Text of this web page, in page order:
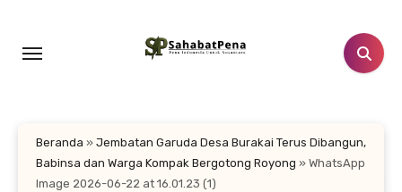
konten
Beranda » Jembatan Garuda Desa Burakai Terus Dibangun,
Babinsa dan Warga Kompak Bergotong Royong » WhatsApp
Image 2026-06-22 at 16.01.23 (1)